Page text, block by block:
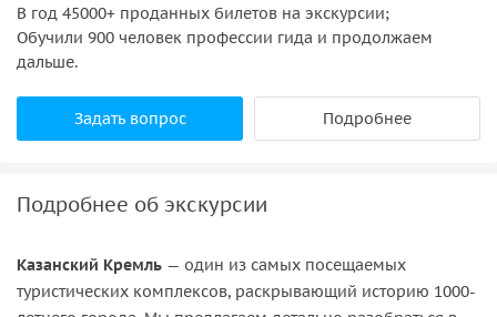
В год 45000+ проданных билетов на экскурсии;
Обучили 900 человек профессии гида и продолжаем
дальше.
Задать вопрос Подробнее
Подробнее об экскурсии
Казанский Кремль — один из самых посещаемых
туристических комплексов, раскрывающий историю 1000-